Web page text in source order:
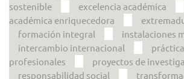
sostenible
excelencia académica
académica enriquecedora
formación integral
instalaciones
intercambio internacional
profesionales
proyectos de
responsabilidad social